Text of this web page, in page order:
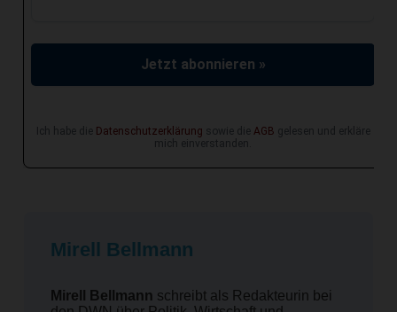
Jetzt abonnieren »
Ich habe die Datenschutzerklärung sowie die AGB gelesen und erkläre
mich einverstanden.
Mirell Bellmann
Mirell Bellmann schreibt als Redakteurin bei